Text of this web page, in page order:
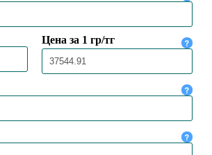
МЕДРЕСЕ-